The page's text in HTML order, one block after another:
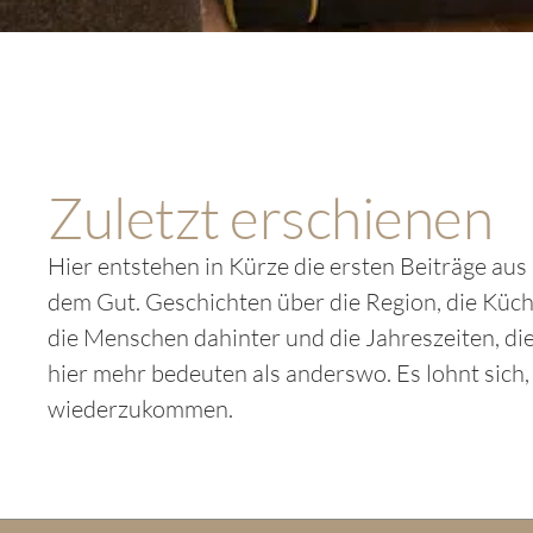
Zuletzt erschienen
Hier entstehen in Kürze die ersten Beiträge aus
dem Gut. Geschichten über die Region, die
die Menschen dahinter und die Jahreszeiten,
hier mehr bedeuten als anderswo. Es lohnt sich,
wiederzukommen.